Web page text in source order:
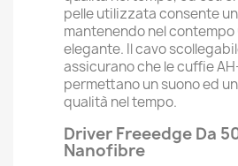
pelle utilizzata consente
mantenendo nel
elegante. Il cavo
assicurano che le cuffie
permettano un suono ed
qualità nel tempo.
Driver Freeedge Da
Nanofibre